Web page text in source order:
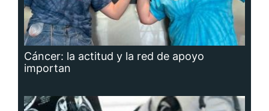
Cáncer: la actitud y la red de apoyo
importan